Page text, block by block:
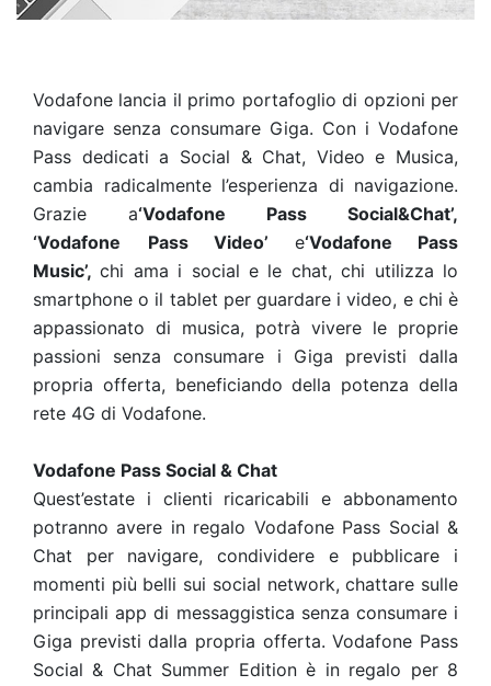
Vodafone lancia il primo portafoglio di opzioni per
navigare senza consumare Giga. Con i Vodafone
Pass dedicati a Social & Chat, Video e Musica,
cambia radicalmente l’esperienza di navigazione.
Grazie a‘Vodafone Pass Social&Chat’,
‘Vodafone
Pass Video’ e‘Vodafone Pass
Music’,chi ama i social e le chat, chi utilizza lo
smartphone o il tablet per guardare i video, e chi è
appassionato di musica, potrà vivere le proprie
passioni senza consumare i Giga previsti dalla
propria offerta, beneficiando della potenza della
rete 4G di Vodafone.
Vodafone Pass Social & Chat
Quest’estate i clienti ricaricabili e abbonamento
potranno avere in regalo Vodafone Pass Social &
Chat per navigare, condividere e pubblicare i
momenti più belli sui social network, chattare sulle
principali app di messaggistica senza consumare i
Giga previsti dalla propria offerta. Vodafone Pass
Social & Chat Summer Edition è in regalo per 8